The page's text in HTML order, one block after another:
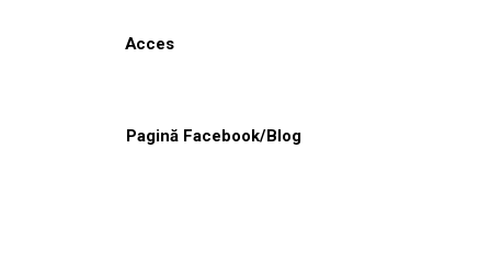
Acces
Pagină Facebook/Blog